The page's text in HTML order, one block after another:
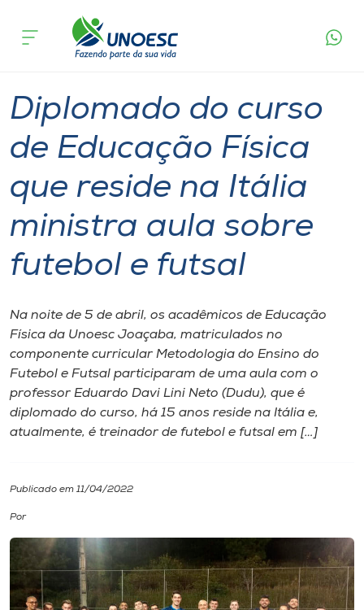
Cursos
Pesquisa
Atendimento ao Estudante
Portal de Ensino
Internacionalização
I.nova
Cultura
CPA
Biblioteca
acontece
futsal
Diplomado do curso
de Educação Física
que reside na Itália
ministra aula sobre
futebol e futsal
Na noite de 5 de abril, os acadêmicos de Educação
Física da Unoesc Joaçaba, matriculados no
componente curricular Metodologia do Ensino do
Futebol e Futsal participaram de uma aula com o
professor Eduardo Davi Lini Neto (Dudu), que é
diplomado do curso, há 15 anos reside na Itália e,
atualmente, é treinador de futebol e futsal em […]
Publicado em 11/04/2022
Por